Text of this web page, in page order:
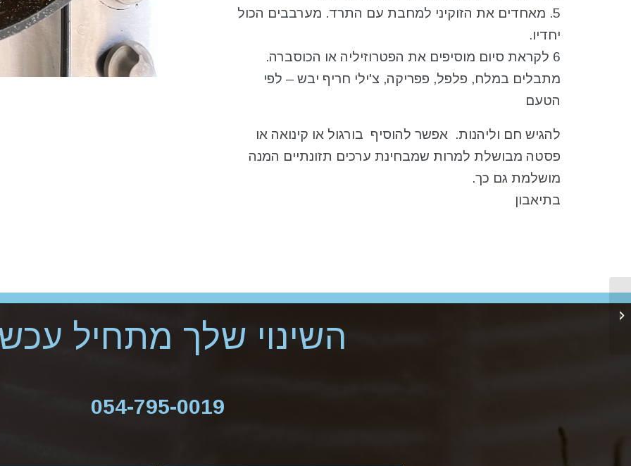
5. מאחדים את הזוקיני למחבת עם התרד. מערבבים הכול
יחדיו.
6 לקראת סיום מוסיפים את הפטרוזיליה או הכוסברה.
מתבלים במלח, פלפל, פפריקה, צ'ילי חריף יבש – לפי
הטעם
להגיש חם וליהנות. אפשר להוסיף בורגול או קינואה או
פסטה מבושלת למרות שמבחינת ערכים תזונתיים המנה
מושלמת גם כך.
בתיאבון
השינוי שלך מתחיל
054-795-0019